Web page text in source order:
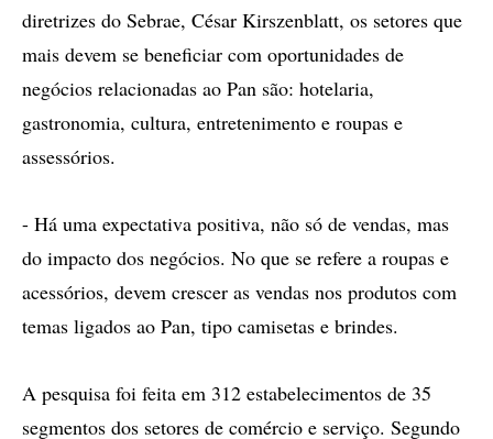
diretrizes do Sebrae, César Kirszenblatt, os setores que
mais devem se beneficiar com oportunidades de
negócios relacionadas ao Pan são: hotelaria,
gastronomia, cultura, entretenimento e roupas e
assessórios.
- Há uma expectativa positiva, não só de vendas, mas
do impacto dos negócios. No que se refere a roupas e
acessórios, devem crescer as vendas nos produtos com
temas ligados ao Pan, tipo camisetas e brindes.
A pesquisa foi feita em 312 estabelecimentos de 35
segmentos dos setores de comércio e serviço. Segundo